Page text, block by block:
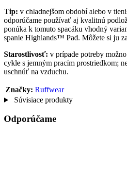
Tip: v chladnejšom období alebo v
odporúčame používať aj kvalitnú
ponúka k tomuto spacáku vhodný
spanie Highlands™ Pad. Môžete si ju
Starostlivosť: v prípade potreby
cykle s jemným pracím prostriedkom;
uschnúť na vzduchu.
Značky: Ruffwear
Súvisiace produkty
Odporúčame